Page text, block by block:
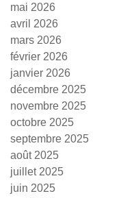
mai 2026
avril 2026
mars 2026
février 2026
janvier 2026
décembre 2025
novembre 2025
octobre 2025
septembre 2025
août 2025
juillet 2025
juin 2025